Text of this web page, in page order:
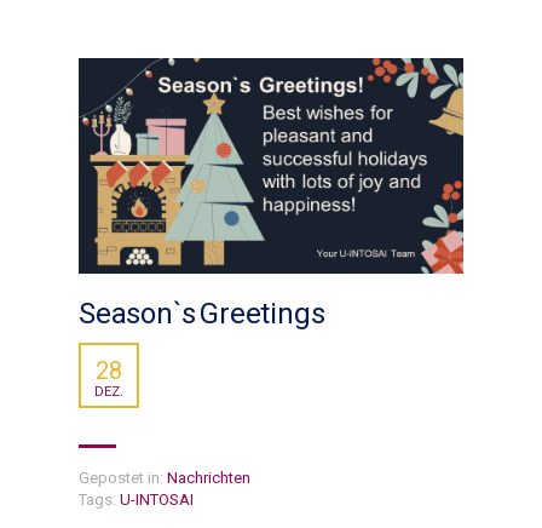
Season`s Greetings
28
DEZ.
Gepostet in: Nachrichten
Tags: U-INTOSAI